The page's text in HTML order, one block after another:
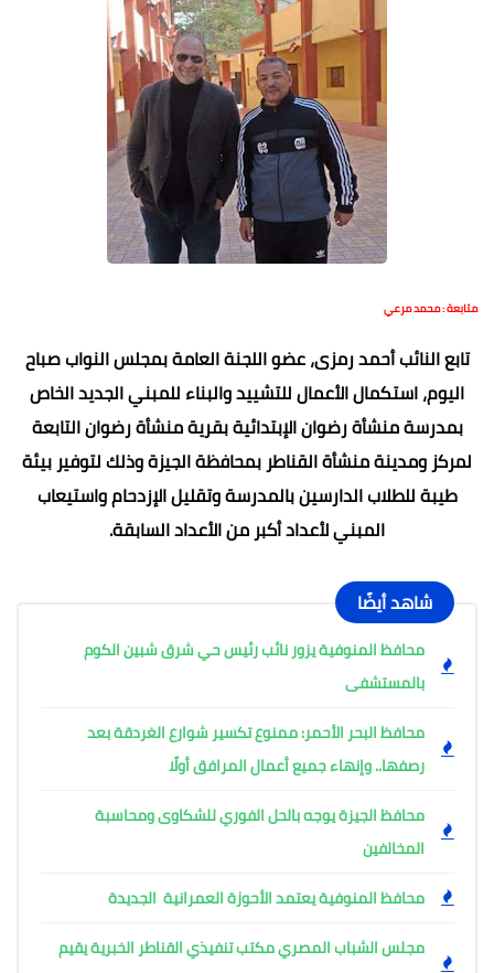
متابعة : محمد مرعي
تابع النائب أحمد رمزى، عضو اللجنة العامة بمجلس النواب صباح
اليوم، استكمال الأعمال للتشييد والبناء للمبني الجديد الخاص
بمدرسة منشأة رضوان الإبتدائية بقرية منشأة رضوان التابعة
لمركز ومدينة منشأة القناطر بمحافظة الجيزة وذلك لتوفير بيئة
طيبة للطلاب الدارسين بالمدرسة وتقليل الإزدحام واستيعاب
المبني لأعداد أكبر من الأعداد السابقة.
شاهد أيضًا
محافظ المنوفية يزور نائب رئيس حي شرق شبين الكوم
بالمستشفى
محافظ البحر الأحمر: ممنوع تكسير شوارع الغردقة بعد
رصفها.. وإنهاء جميع أعمال المرافق أولًا
محافظ الجيزة يوجه بالحل الفوري للشكاوى ومحاسبة
المخالفين
محافظ المنوفية يعتمد الأحوزة العمرانية الجديدة
مجلس الشباب المصري مكتب تنفيذي القناطر الخبرية يقيم